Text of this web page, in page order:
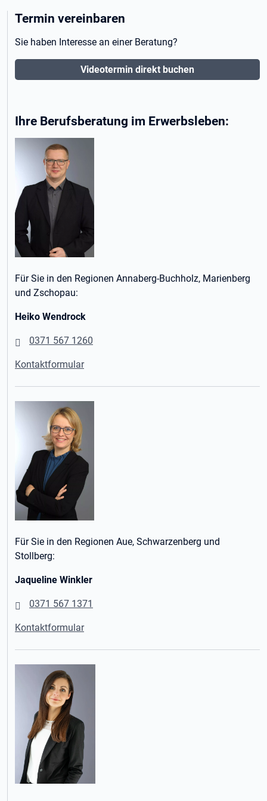
Termin vereinbaren
Sie haben Interesse an einer Beratung?
Videotermin direkt buchen
Ihre Berufsberatung im Erwerbsleben:
Für Sie in den Regionen Annaberg-Buchholz, Marienberg
und Zschopau:
Heiko Wendrock
0371 567 1260
Kontaktformular
Für Sie in den Regionen Aue, Schwarzenberg und
Stollberg:
Jaqueline Winkler
0371 567 1371
Kontaktformular